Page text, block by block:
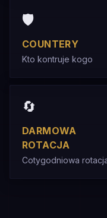
🛡️
COUNTERY
Kto kontruje kogo
🔄
DARMOWA
ROTACJA
Cotygodniowa